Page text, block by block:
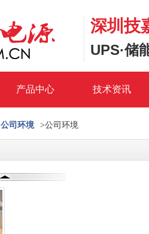
深圳技
UPS·储
产品中心 技术资讯
公司环境 >公司环境